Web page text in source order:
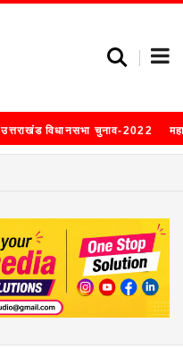
उत्तराखंड विधानसभा चुनाव-2022